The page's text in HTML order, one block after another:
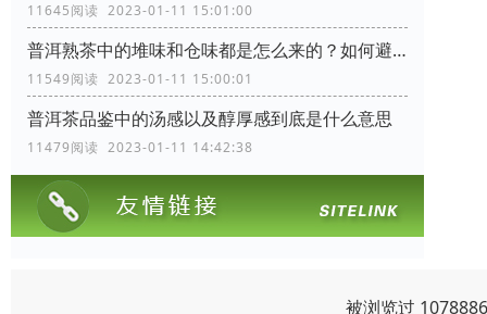
11645阅读 2023-01-11 15:01:00
普洱熟茶中的堆味和仓味都是怎么来的？如何避免？
11549阅读 2023-01-11 15:00:01
普洱茶品鉴中的汤感以及醇厚感到底是什么意思
11479阅读 2023-01-11 14:42:38
被浏览过